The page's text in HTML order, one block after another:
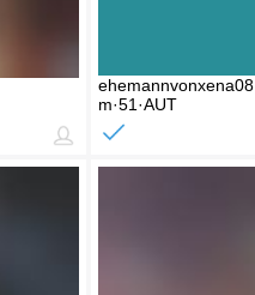
ehemannvonxena08
m·51·AUT